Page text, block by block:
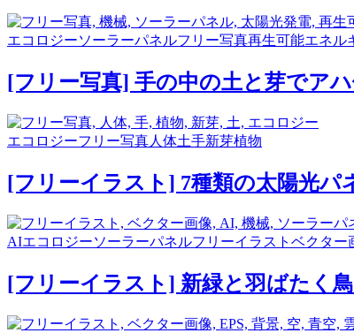
エコロジーソーラーパネルフリー写真再生可能エネル
[フリー写真] 手の中の土と芽でア
エコロジーフリー写真人体土手新芽植物
[フリーイラスト] 7種類の太陽光パ
AIエコロジーソーラーパネルフリーイラスト ベクター
[フリーイラスト] 新緑と羽ばたく